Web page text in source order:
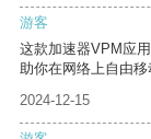
游客
这款加速器VPM应
助你在网络上自由移
2024-12-15